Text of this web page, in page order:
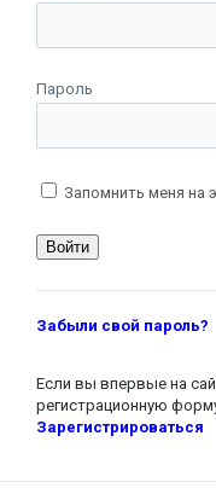
Пароль
Запомнить меня на
Забыли свой пароль?
Если вы впервые на
регистрационную
Зарегистрироваться